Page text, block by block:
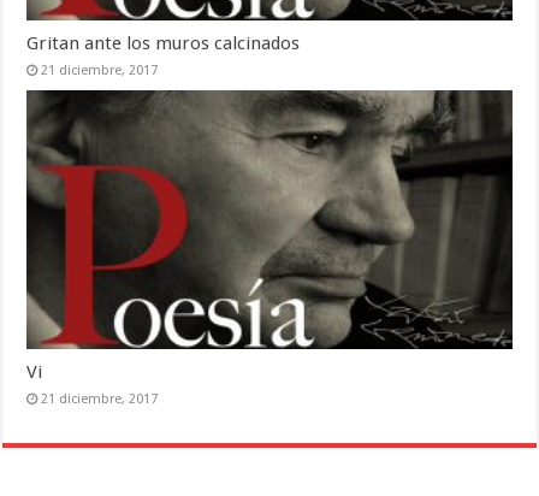
Gritan ante los muros calcinados
21 diciembre, 2017
Vi
21 diciembre, 2017